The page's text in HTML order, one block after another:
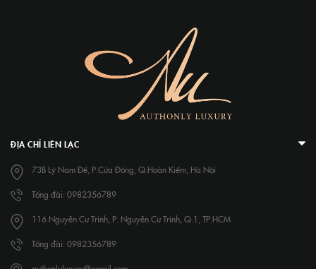
ĐỊA CHỈ LIÊN LẠC
73B Lý Nam Đế, P.Cửa Đông, Q.Hoàn Kiếm, Hà Nội
Tổng đài: 0982356789
116 Nguyễn Cư Trinh, P. Nguyễn Cư Trinh, Q.1, TP.HCM
Tổng đài: 0982356789